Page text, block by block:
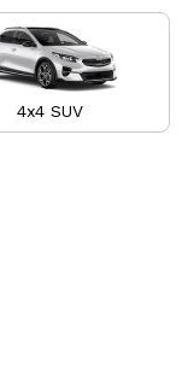
4x4 SUV